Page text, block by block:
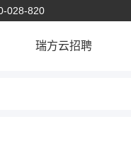
028-820
瑞方云招聘